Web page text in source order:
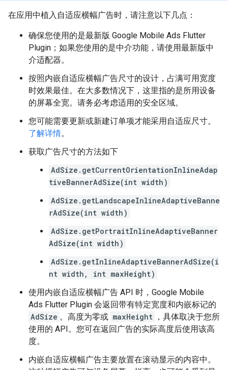
在应用中植入自适应横幅广告时，请注意以下几点：
确保您使用的是最新版 Google Mobile Ads Flutter
Plugin ；如果您使用的是中介功能，请使用最新版中
介适配器。
按照内嵌自适应横幅广告尺寸的设计，占满可用宽度
时效果最佳。在大多数情况下，这里指的是所用设备
的屏幕全宽。请务必考虑适用的安全区域。
您可能需要更新或新建订单项才能采用自适应尺寸。
了解详情。
获取广告尺寸的方法如下
AdSize.getCurrentOrientationInlineAdap
tiveBannerAdSize(int width)
AdSize.getLandscapeInlineAdaptiveBanne
rAdSize(int width)
AdSize.getPortraitInlineAdaptiveBanner
AdSize(int width)
AdSize.getInlineAdaptiveBannerAdSize(i
nt width, int maxHeight)
使用内嵌自适应横幅广告 API 时， Google Mobile
Ads Flutter Plugin 会返回带有特定宽度和内嵌标记的
AdSize 。高度为零或 maxHeight
，具体取决于您所
使用的 API。您可在返回广告的实际高度后使用该高
度。
内嵌自适应横幅广告主要放置在滚动显示的内容中。